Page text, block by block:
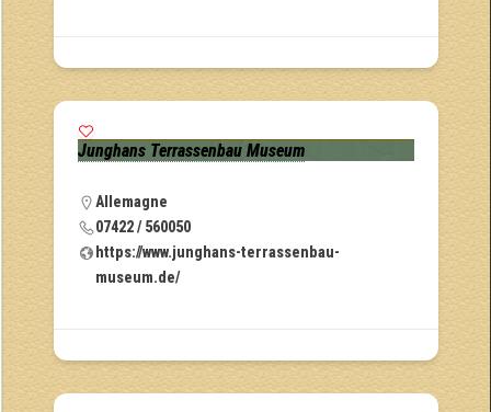
Junghans Terrassenbau Museum
Allemagne
07422 / 560050
https://www.junghans-terrassenbau-
museum.de/